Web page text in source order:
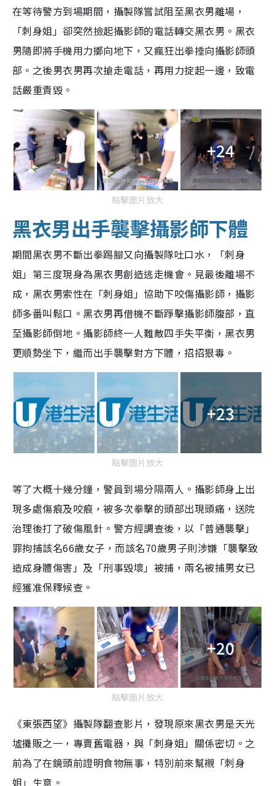
在等待警方到場期間，攝製隊嘗試阻至黑衣男離場，
「刺身姐」卻突然撿起攝影師的電話轉交黑衣男。黑衣
男隨即將手機用力擲向地下，又瘋狂出拳捶向攝影師頭
部。之後男衣男再次搶走電話，再用力掟起一邊，致電
話嚴重責毀。
+24
點擊圖片放大
黑衣男出手襲擊攝影師下體
期間黑衣男不斷出拳踢腳又向攝製隊吐口水，「刺身
姐」第三度現身為黑衣男創造逃走機會。見最後離場不
成，黑衣男索性在「刺身姐」協助下咬傷攝影師，攝影
師多番叫鬆口。黑衣男再借機不斷踭擊攝影師腹部，直
至攝影師倒地。攝影師終一人難敵四手失平衡，黑衣男
更順勢坐下，繼而出手襲擊對方下體，招招狠毒。
+23
點擊圖片放大
等了大概十幾分鐘，警員到場分隔兩人。攝影師身上出
現多處傷痕及咬痕，被多次拳擊的頭部出現頭痛，送院
治理後打了破傷風針。 警方經調查後，以「普通襲擊」
罪拘捕該名66歲女子，而該名70歲男子則涉嫌「襲擊致
造成身體傷害」及「刑事毀壞」被捕，兩名被捕男女已
經獲准保釋候查。
+20
點擊圖片放大
《東張西望》攝製隊翻查影片，發現原來黑衣男是天光
墟攤販之一，專賣舊電器，與「刺身姐」關係密切。之
前為了在鏡頭前證明食物無事，特別前來幫襯「刺身
姐」生意。